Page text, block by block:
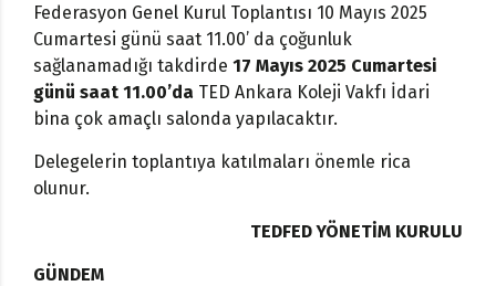
Federasyon Genel Kurul Toplantısı 10 Mayıs 2025
Cumartesi günü saat 11.00’ da çoğunluk
sağlanamadığı takdirde 17 Mayıs 2025 Cumartesi
günü saat 11.00’da TED Ankara Koleji Vakfı İdari
bina çok amaçlı salonda yapılacaktır.
Delegelerin toplantıya katılmaları önemle rica
olunur.
TEDFED YÖNETİM KURULU
GÜNDEM